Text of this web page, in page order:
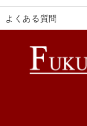
よくある質問